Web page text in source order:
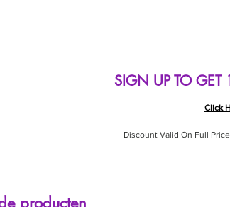
SIGN UP TO GET
Click
Discount Valid On Full
producten